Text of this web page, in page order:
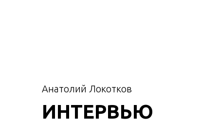
ИНТЕРВЬЮ
Анатолий Локотков